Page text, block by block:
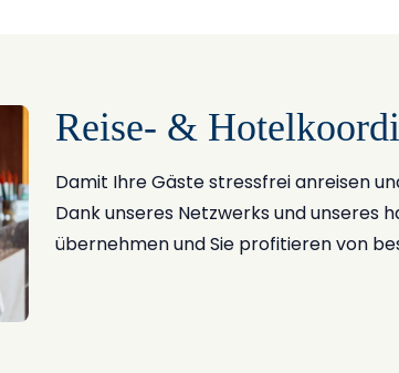
Reise- &
Damit Ihre Gäste stressfrei anreisen
Dank unseres Netzwerks und unseres
übernehmen und Sie profitieren von